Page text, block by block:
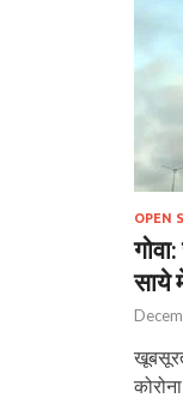
OPEN
साये